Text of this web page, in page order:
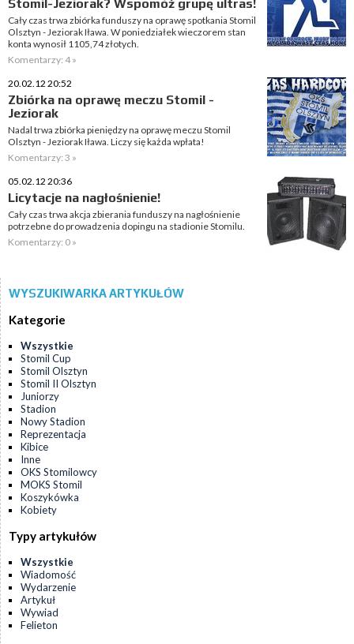
Stomil-Jeziorak? Wspomóż grupę ultras!
Cały czas trwa zbiórka funduszy na oprawę spotkania Stomil
Olsztyn - Jeziorak Iława. W poniedziałek wieczorem stan
konta wynosił 1105,74 złotych.
Komentarzy: 4 »
20.02.12 20:52
Zbiórka na oprawę meczu Stomil -
Jeziorak
Nadal trwa zbiórka pieniędzy na oprawę meczu Stomil
Olsztyn - Jeziorak Iława. Liczy się każda wpłata!
Komentarzy: 3 »
05.02.12 20:36
Licytacje na nagłośnienie!
Cały czas trwa akcja zbierania funduszy na nagłośnienie
potrzebne do prowadzenia dopingu na stadionie Stomilu.
Komentarzy: 0 »
WYSZUKIWARKA ARTYKUŁÓW
Kategorie
Wszystkie
Stomil Cup
Stomil Olsztyn
Stomil II Olsztyn
Juniorzy
Stadion
Nowy Stadion
Reprezentacja
Kibice
Inne
OKS Stomilowcy
MOKS Stomil
Koszykówka
Kobiety
Typy artykułów
Wszystkie
Wiadomość
Wydarzenie
Artykuł
Wywiad
Felieton